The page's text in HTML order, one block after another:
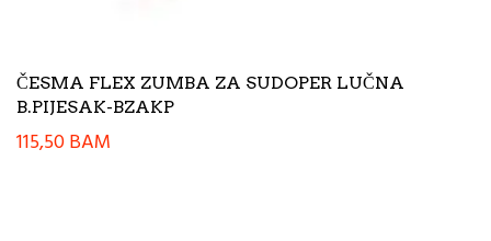
ČESMA FLEX ZUMBA ZA SUDOPER LUČNA
B.PIJESAK-BZAKP
115,50BAM